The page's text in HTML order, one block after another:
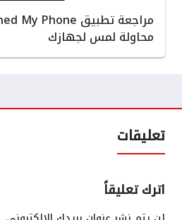
محاولة لمس لجهازك
تعليقات
اترك تعليقاً